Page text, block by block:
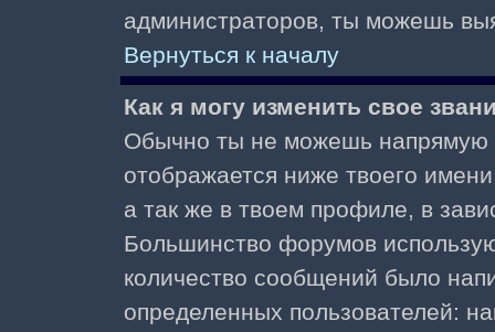
администраторов, ты можешь
Вернуться к началу
Как я могу изменить свое
Обычно ты не можешь напрямую
отображается ниже твоего
а так же в твоем профиле, в
Большинство форумов
количество сообщений было
определенных пользователей: